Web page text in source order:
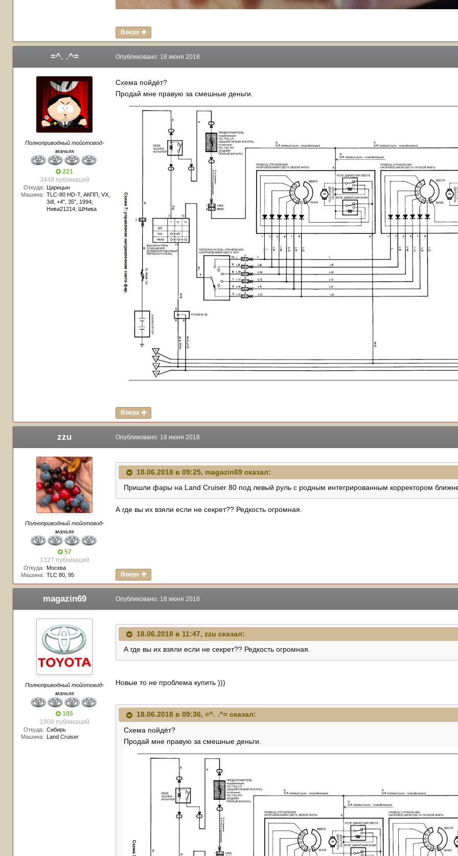
Вверх
=^. .^=
Полноприводный тойотовод-
маньяк
221
3449 публикаций
Откуда: Царицын
Машина: TLC-80 HD-T, АКПП, VX,
3dl, +4", 35", 1994;
Нива21214; ШНива
Опубликовано: 18 июня 2018
Схема пойдёт?
Продай мне правую за смешные деньги.
Вверх
zzu
Полноприводный тойотовод-
маньяк
57
1327 публикаций
Откуда: Москва
Машина: TLC 80, 95
Опубликовано: 18 июня 2018
18.06.2018 в 09:25, magazin69 сказал:
Пришли фары на Land Cruiser 80 под левый руль с родным интегрированным корректором
А где вы их взяли если не секрет?? Редкость огромная.
Вверх
magazin69
Полноприводный тойотовод-
маньяк
105
1808 публикаций
Откуда: Сибирь
Машина: Land Cruiser
Опубликовано: 18 июня 2018
18.06.2018 в 11:47, zzu сказал:
А где вы их взяли если не секрет?? Редкость огромная.
Новые то не проблема купить )))
18.06.2018 в 09:36, =^. .^= сказал:
Схема пойдёт?
Продай мне правую за смешные деньги.